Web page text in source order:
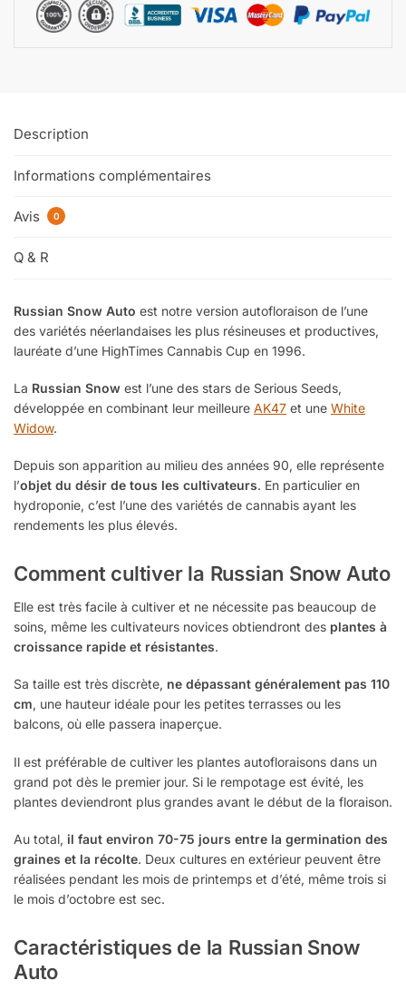
Description
Informations complémentaires
Avis 0
Q & R
Russian Snow Auto est notre version autofloraison de l’une
des variétés néerlandaises les plus résineuses et productives,
lauréate d’une HighTimes Cannabis Cup en 1996.
La Russian Snow est l’une des stars de Serious Seeds,
développée en combinant leur meilleure AK47 et une White
Widow.
Depuis son apparition au milieu des années 90, elle représente
l’objet du désir de tous les cultivateurs. En particulier en
hydroponie, c’est l’une des variétés de cannabis ayant les
rendements les plus élevés.
Comment cultiver la Russian Snow Auto
Elle est très facile à cultiver et ne nécessite pas beaucoup de
soins, même les cultivateurs novices obtiendront des plantes à
croissance rapide et résistantes.
Sa taille est très discrète, ne dépassant généralement pas 110
cm, une hauteur idéale pour les petites terrasses ou les
balcons, où elle passera inaperçue.
Il est préférable de cultiver les plantes autofloraisons dans un
grand pot dès le premier jour. Si le rempotage est évité, les
plantes deviendront plus grandes avant le début de la floraison.
Au total, il faut environ 70-75 jours entre la germination des
graines et la récolte. Deux cultures en extérieur peuvent être
réalisées pendant les mois de printemps et d’été, même trois si
le mois d’octobre est sec.
Caractéristiques de la Russian Snow
Auto